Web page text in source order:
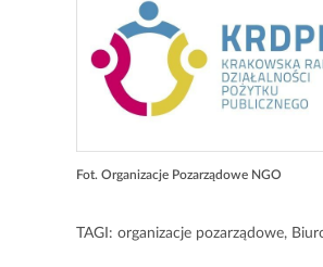
Fot. Organizacje Pozarządowe NGO
TAGI: organizacje pozarządowe,